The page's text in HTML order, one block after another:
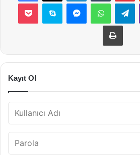
Pocket Skype Messenger
Kayıt Ol